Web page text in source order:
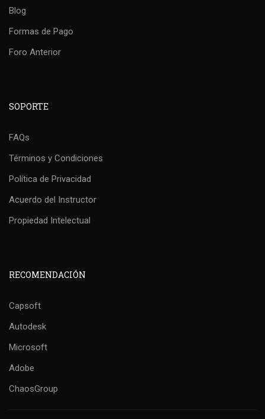
Blog
Formas de Pago
Foro Anterior
SOPORTE
FAQs
Términos y Condiciones
Política de Privacidad
Acuerdo del Instructor
Propiedad Intelectual
RECOMENDACIÓN
Capsoft
Autodesk
Microsoft
Adobe
ChaosGroup